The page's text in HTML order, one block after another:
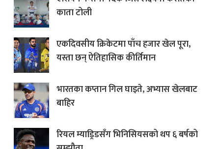
काता टोली
एकदिवसीय क्रिकेटमा पाँच हजार खेल पूरा,
यस्ता छन् ऐतिहासिक कीर्तिमान
भारतका कप्तान गिल घाइते, अभ्यास खेलबाट
बाहिर
रियल म्याड्रिडसँग भिनिसियसको थप ६ बर्षको